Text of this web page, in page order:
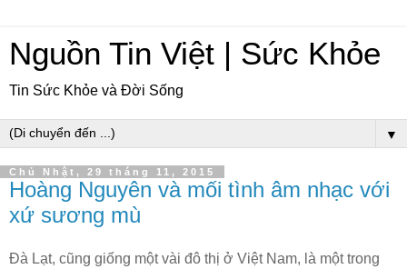
Nguồn Tin Việt | Sức Khỏe
Tin Sức Khỏe và Đời Sống
▼
Chủ Nhật, 29 tháng 11, 2015
Hoàng Nguyên và mối tình âm nhạc với
xứ sương mù
Đà Lạt, cũng giống một vài đô thị ở Việt Nam, là một trong